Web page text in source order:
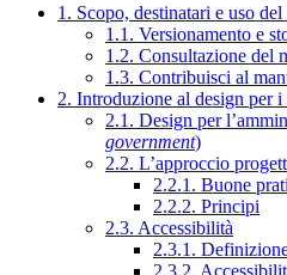
1. Scopo, destinatari e uso
1.1. Versionamento e
1.2. Consultazione del
1.3. Contribuisci al
2. Introduzione al design per
2.1. Design per
government)
2.2. L’approccio
2.2.1. Buone
2.2.2. Principi
2.3. Accessibilità
2.3.1.
2.3.2.